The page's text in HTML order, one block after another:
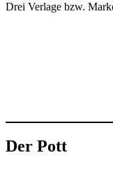
Drei Verlage bzw.
Der Pott